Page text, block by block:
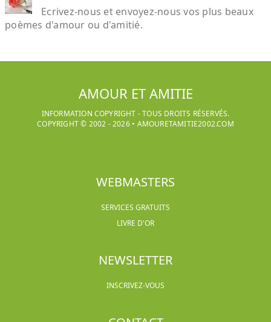
Ecrivez-nous et envoyez-nous vos plus beaux
poèmes d'amour ou d'amitié.
AMOUR ET AMITIE
INFORMATION COPYRIGHT - TOUS DROITS RÉSERVÉS.
COPYRIGHT © 2002 -2026• AMOURETAMITIE2002.COM
WEBMASTERS
SERVICES GRATUITS
LIVRE D'OR
NEWSLETTER
INSCRIVEZ-VOUS